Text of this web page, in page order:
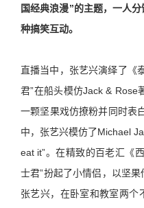
国经典浪漫”的主题，一人
种搞笑互动。
直播当中，张艺兴演绎了《
君”在船头模仿Jack & Rose
一颗坚果戏仿撩粉并同时表
中，张艺兴模仿了Michael
eat it”。在精致的百老汇《
士君”扮起了小情侣，以坚
张艺兴，在卧室和教室两个